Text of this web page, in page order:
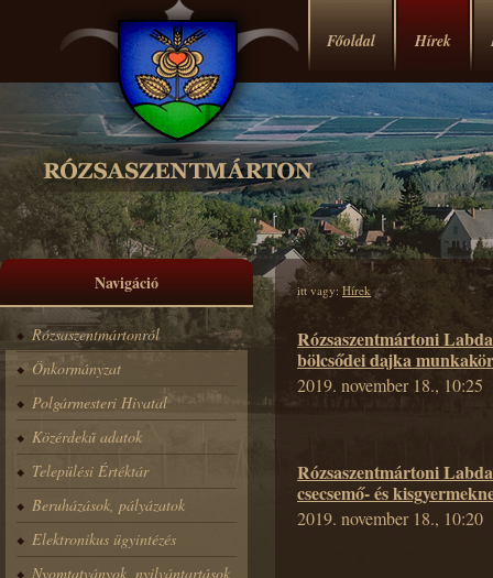
Főoldal Hírek
Navigáció
Rózsaszentmártonról
Önkormányzat
Polgármesteri Hivatal
Közérdekű adatok
Települési Értéktár
Beruházások, pályázatok
Elektronikus ügyintézés
Nyomtatványok, nyilvántartások
itt vagy: Hírek
Rózsaszentmártoni
bölcsődei dajka
2019. november 18., 10:25
Rózsaszentmártoni
csecsemő- és
2019. november 18., 10:20